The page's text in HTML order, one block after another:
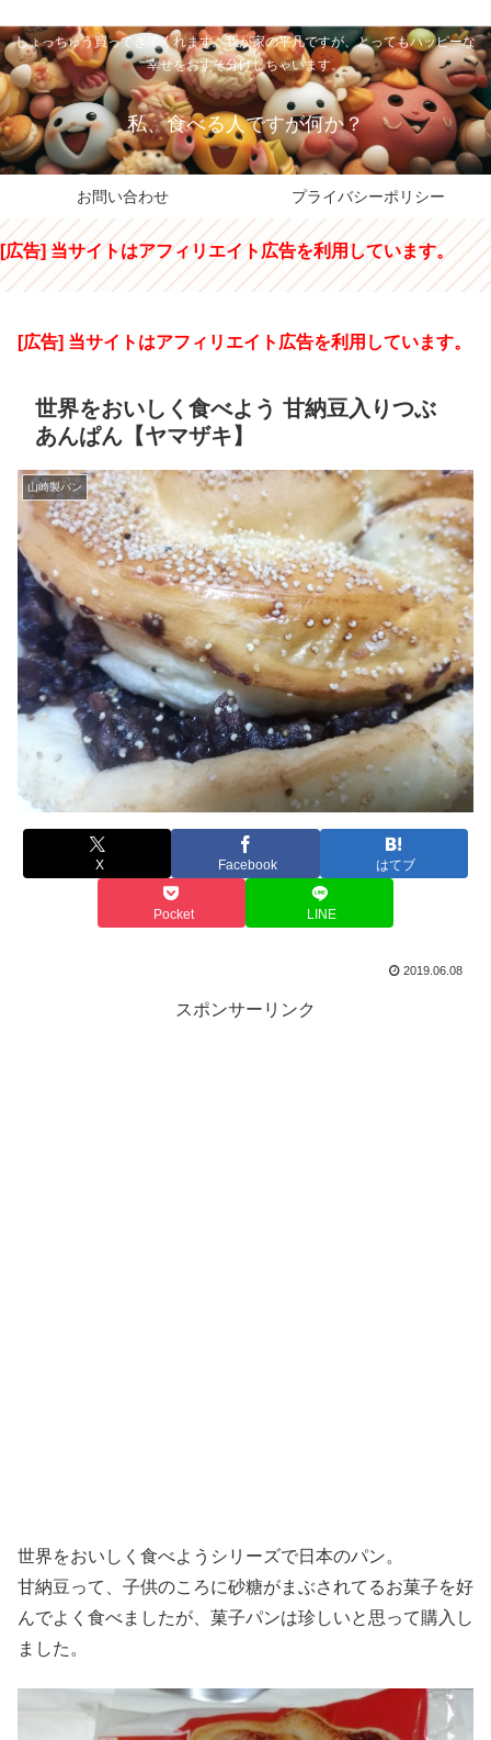
しょっちゅう買ってきてくれます。我が家の平凡ですが、とってもハッピーな
幸せをおすそ分けしちゃいます。
私、食べる人ですが何か？
お問い合わせ プライバシーポリシー
[広告] 当サイトはアフィリエイト広告を利用しています。
[広告] 当サイトはアフィリエイト広告を利用しています。
世界をおいしく食べよう 甘納豆入りつぶ
あんぱん【ヤマザキ】
山崎製パン
X Facebook はてブ
Pocket LINE
2019.06.08
スポンサーリンク
世界をおいしく食べようシリーズで日本のパン。
甘納豆って、子供のころに砂糖がまぶされてるお菓子を好
んでよく食べましたが、菓子パンは珍しいと思って購入し
ました。